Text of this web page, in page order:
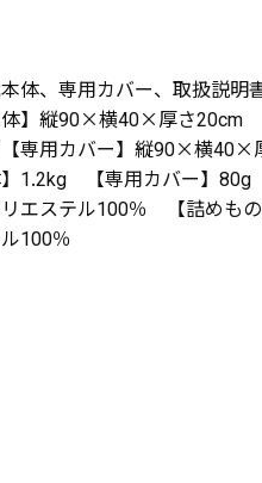
体、専用カバー、取扱説明
】縦90×横40×厚さ20cm
専用カバー】縦90×横40×
1.2kg 【専用カバー】80g
エステル100％ 【詰めも
100％